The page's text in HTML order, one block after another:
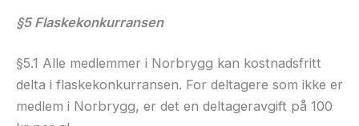
§5 Flaskekonkurransen
§5.1 Alle medlemmer i Norbrygg kan kostnadsfritt
delta i flaskekonkurransen. For deltagere som ikke er
medlem i Norbrygg, er det en deltageravgift på 100